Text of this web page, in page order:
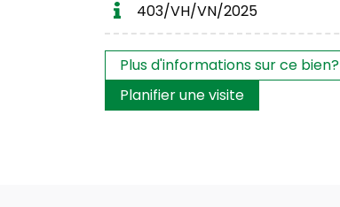
403/VH/VN/2025
Les intérêts?
Plus d'informations sur ce bien?
Planifier une visite